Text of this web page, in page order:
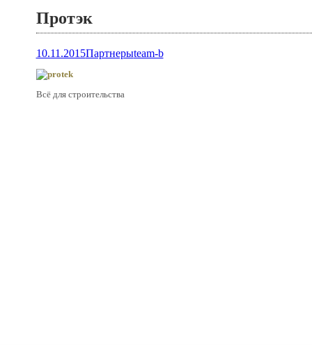
Протэк
10.11.2015Партнерыteam-b
Всё для строительства